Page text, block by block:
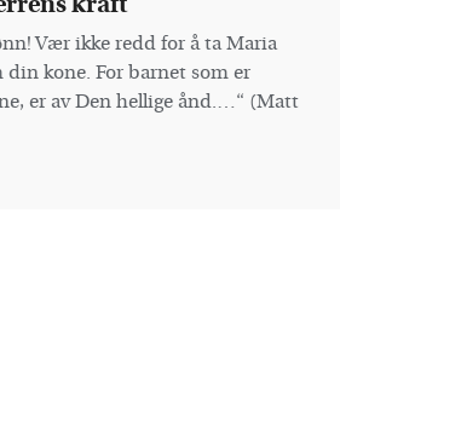
kraft
Vær ikke redd for å ta Maria
din kone. For barnet som er
er av Den hellige ånd.…“ (Matt